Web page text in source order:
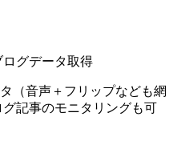
グデータ取得
（音声＋フリップなども網
記事のモニタリングも可